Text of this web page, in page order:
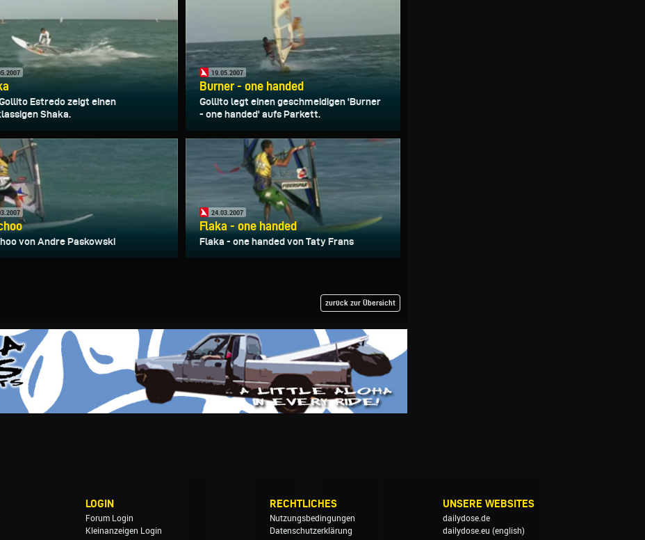
Estredo zeigt einen
Shaka.
19.05.2007
Burner - one handed
Gollito legt einen geschmeidigen 'Burner
- one handed' aufs Parkett.
von Andre Paskowski
24.03.2007
Flaka - one handed
Flaka - one handed von Taty Frans
zurück zur Übersicht
LOGIN
Forum Login
Kleinanzeigen Login
RECHTLICHES
Nutzungsbedingungen
Datenschutzerklärung
UNSERE WEBSITES
dailydose.de
dailydose.eu (english)